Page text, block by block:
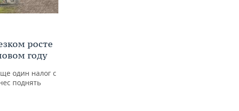
росте
году
один налог с
поднять